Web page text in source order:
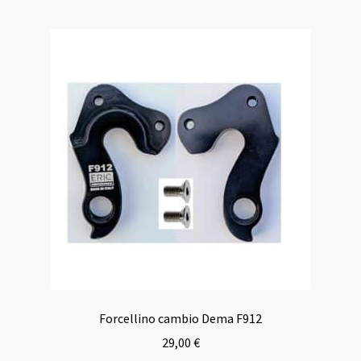
Forcellino cambio Dema F912
29,00 €